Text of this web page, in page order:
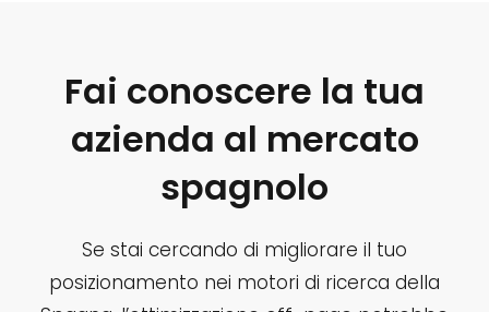
Fai conoscere la tua
azienda al mercato
spagnolo
Se stai cercando di migliorare il tuo
posizionamento nei motori di ricerca della